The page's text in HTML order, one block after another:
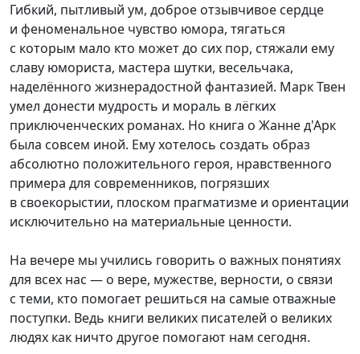
Гибкий, пытливый ум, доброе отзывчивое сердце
и феноменальное чувство юмора, тягаться
с которым мало кто может до сих пор, стяжали ему
славу юмориста, мастера шутки, весельчака,
наделённого жизнерадостной фантазией. Марк Твен
умел донести мудрость и мораль в лёгких
приключенческих романах. Но книга о Жанне д'Арк
была совсем иной. Ему хотелось создать образ
абсолютно положительного героя, нравственного
примера для современников, погрязших
в своекорыстии, плоском прагматизме и ориентации
исключительно на материальные ценности.
На вечере мы учились говорить о важных понятиях
для всех нас — о вере, мужестве, верности, о связи
с теми, кто помогает решиться на самые отважные
поступки. Ведь книги великих писателей о великих
людях как ничто другое помогают нам сегодня.